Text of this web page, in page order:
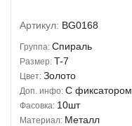
Артикул: BG0168
Группа: Спираль
Размер: T-7
Цвет: Золото
Доп. инфо: С фиксатором
Фасовка: 10шт
Материал: Металл